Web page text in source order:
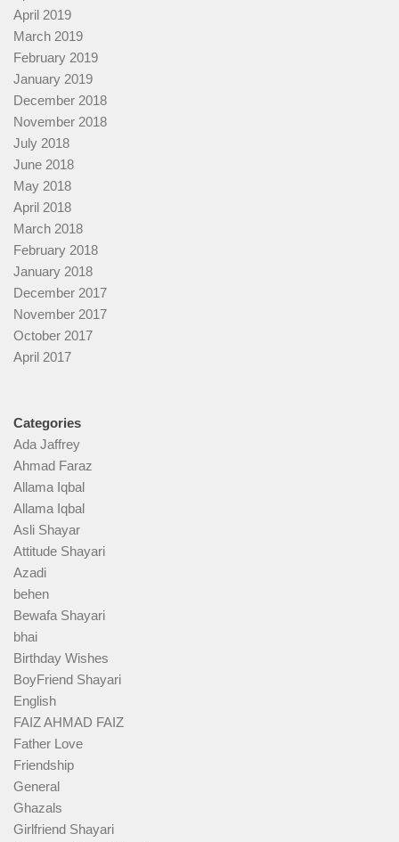
April 2019
March 2019
February 2019
January 2019
December 2018
November 2018
July 2018
June 2018
May 2018
April 2018
March 2018
February 2018
January 2018
December 2017
November 2017
October 2017
April 2017
Categories
Ada Jaffrey
Ahmad Faraz
Allama Iqbal
Allama Iqbal
Asli Shayar
Attitude Shayari
Azadi
behen
Bewafa Shayari
bhai
Birthday Wishes
BoyFriend Shayari
English
FAIZ AHMAD FAIZ
Father Love
Friendship
General
Ghazals
Girlfriend Shayari